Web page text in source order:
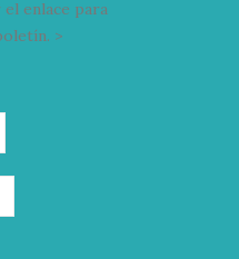
el enlace para
>